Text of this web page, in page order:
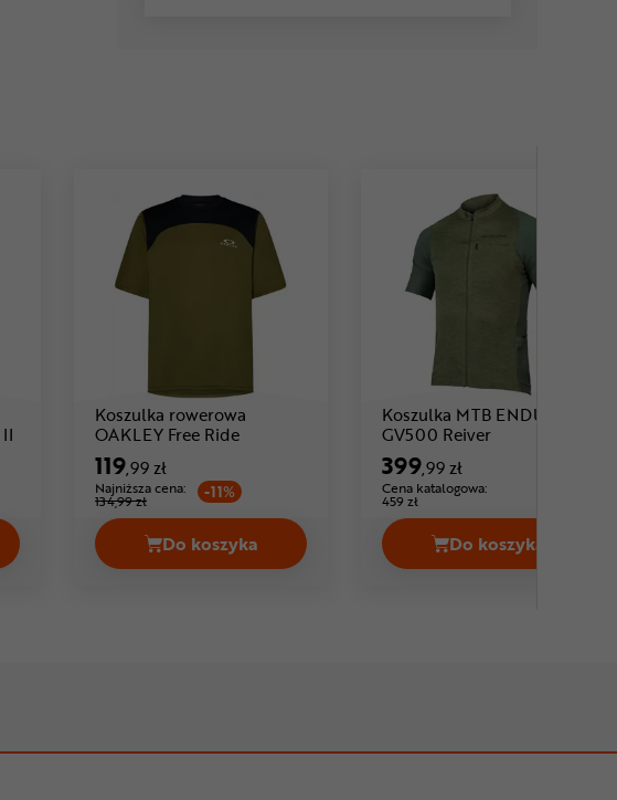
Cena: 229 ,99 zł
ENDURA Hummvee Ray II Cena 229,99 zł
Koszulka rowerowa
OAKLEY Free Ride
119,99 zł
Najniższa cena:
134,99 zł -11%
Do koszyka
Koszulka rowerowa OAKLEY Free Ride Cena
Koszulka MTB ENDURA
GV500 Reiver
399,99 zł
Cena katalogowa:
459 zł
Do koszyka
Koszulka MTB